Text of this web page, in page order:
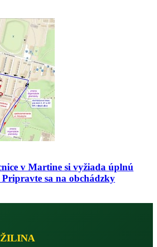
v Martine si vyžiada úplnú
sa na obchádzky
ŽILINA